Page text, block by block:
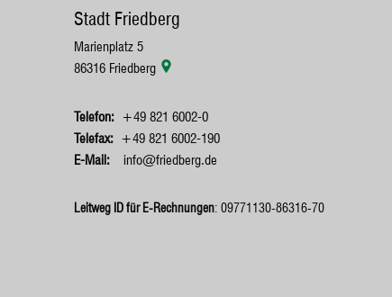
Stadt Friedberg
Marienplatz 5
86316 Friedberg
+49 821 6002-0
+49 821 6002-190
info@friedberg.de
Leitweg ID für E-Rechnungen: 09771130-86316-70